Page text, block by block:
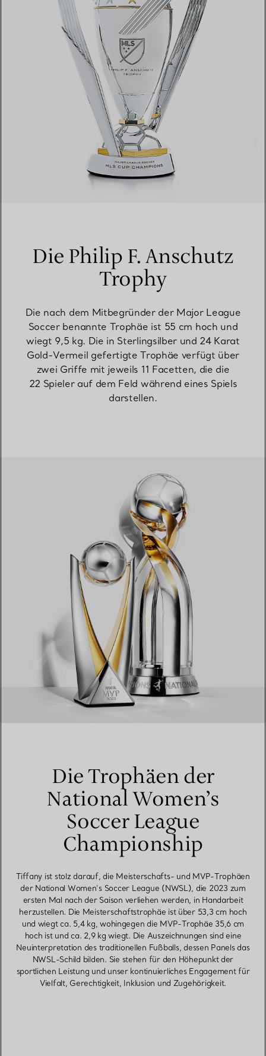
Die Philip F. Anschutz
Trophy
Die nach dem Mitbegründer der Major League
Soccer benannte Trophäe ist 55 cm hoch und
wiegt 9,5 kg. Die in Sterlingsilber und 24 Karat
Gold-Vermeil gefertigte Trophäe verfügt über
zwei Griffe mit jeweils 11 Facetten, die die
22 Spieler auf dem Feld während eines Spiels
darstellen.
Die Trophäen der
National Women’s
Soccer League
Championship
Tiffany ist stolz darauf, die Meisterschafts- und MVP-Trophäen
der National Women’s Soccer League (NWSL), die 2023 zum
ersten Mal nach der Saison verliehen werden, in Handarbeit
herzustellen. Die Meisterschaftstrophäe ist über 53,3 cm hoch
und wiegt ca. 5,4 kg, wohingegen die MVP-Trophäe 35,6 cm
hoch ist und ca. 2,9 kg wiegt. Die Auszeichnungen sind eine
Neuinterpretation des traditionellen Fußballs, dessen Panels das
NWSL-Schild bilden. Sie stehen für den Höhepunkt der
sportlichen Leistung und unser kontinuierliches Engagement für
Vielfalt, Gerechtigkeit, Inklusion und Zugehörigkeit.